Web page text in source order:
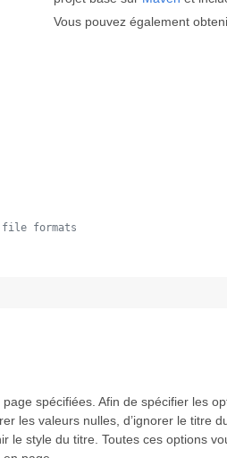
Vous pouvez également
file formats
spécifiées. Afin de spécifier les
les valeurs nulles, d’ignorer le titre
style du titre. Toutes ces options